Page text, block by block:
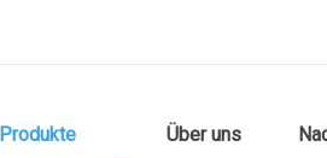
Produkte Über uns